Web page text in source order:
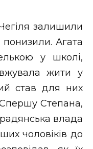
залишили
Агата
у школі,
жити у
ий став для них
Степана,
влада
чоловіків до